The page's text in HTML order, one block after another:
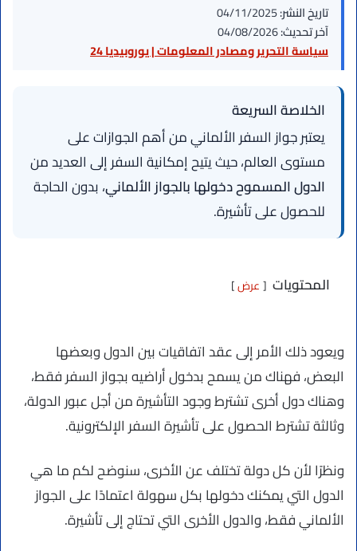
تاريخ النشر:04/11/2025
آخر تحديث:04/08/2026
سياسة التحرير ومصادر المعلومات | يوروبيديا 24
الخلاصة السريعة
يعتبر جواز السفر الألماني من أهم الجوازات على
مستوى العالم، حيث يتيح إمكانية السفر إلى العديد من
الدول المسموح دخولها بالجواز الألماني، بدون الحاجة
للحصول على تأشيرة.
المحتويات عرض
ويعود ذلك الأمر إلى عقد اتفاقيات بين الدول وبعضها
البعض، فهناك من يسمح بدخول أراضيه بجواز السفر فقط،
وهناك دول أخرى تشترط وجود التأشيرة من أجل عبور الدولة،
وثالثة تشترط الحصول على تأشيرة السفر الإلكترونية.
ونظرًا لأن كل دولة تختلف عن الأخرى، سنوضح لكم ما هي
الدول التي يمكنك دخولها بكل سهولة اعتمادًا على الجواز
الألماني فقط، والدول الأخرى التي تحتاج إلى تأشيرة.